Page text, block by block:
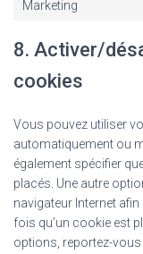
Marketing
8. Activer/
cookies
Vous pouvez utiliser
automatiquement ou
également spécifier
placés. Une autre
navigateur Internet
fois qu’un cookie est
options, reportez-